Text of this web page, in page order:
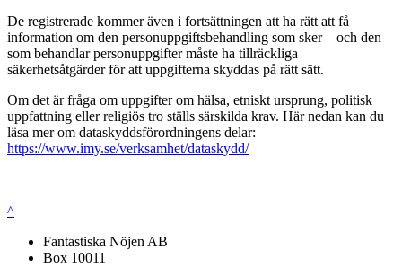
De registrerade kommer även i fortsättningen att ha rätt att få
information om den personuppgiftsbehandling som sker – och den
som behandlar personuppgifter måste ha tillräckliga
säkerhetsåtgärder för att uppgifterna skyddas på rätt sätt.
Om det är fråga om uppgifter om hälsa, etniskt ursprung, politisk
uppfattning eller religiös tro ställs särskilda krav. Här nedan kan du
läsa mer om dataskyddsförordningens delar:
https://www.imy.se/verksamhet/dataskydd/
^
Fantastiska Nöjen AB
Box 10011